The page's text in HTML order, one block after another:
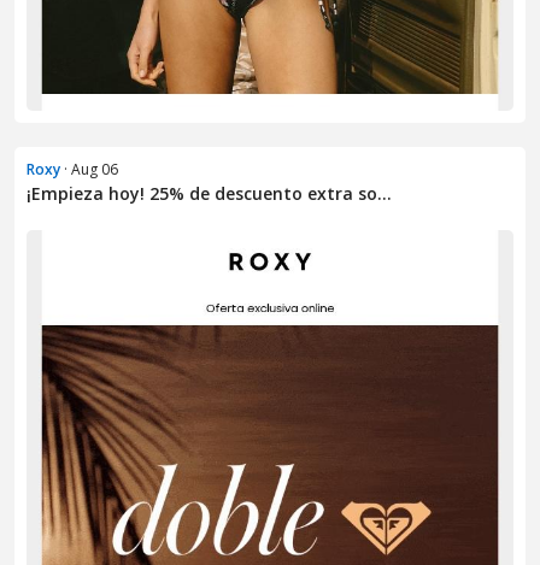
Roxy · Aug 06
¡Empieza hoy! 25% de descuento extra so...